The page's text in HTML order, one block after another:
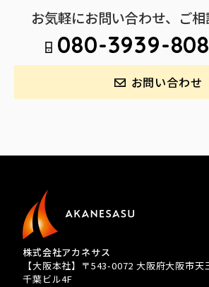
お気軽にお問い合わせ、ご相
080-3939-
お問い合わせ
株式会社アカネサス
【大阪本社】〒543-0072 大阪府大阪市
千葉ビル4F